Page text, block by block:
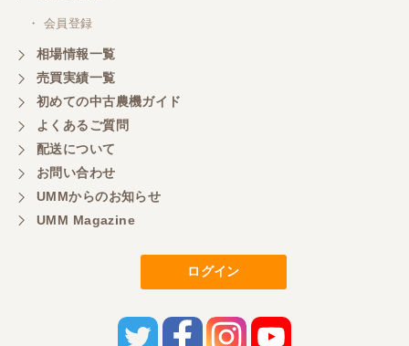
・ 会員登録
相場情報一覧
売買実績一覧
初めての中古農機ガイド
よくあるご質問
配送について
お問い合わせ
UMMからのお知らせ
UMM Magazine
ログイン